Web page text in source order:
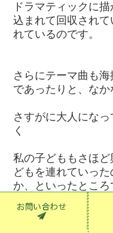
ドラマティックに
込まれて回収され
れているのです。
さらにテーマ曲も
であったりと、なか
さすがに大人にな
く
私の子どももさほ
どもを連れていっ
か、といったところ
なので、その後の
当たる作品がありま